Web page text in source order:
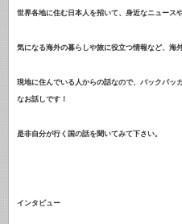
世界各地に住む日本人を招いて、身近なニュース
気になる海外の暮らしや旅に役立つ情報など、海
現地に住んでいる人からの話なので、バックパッ
なお話しです！
是非自分が行く国の話を聞いてみて下さい。
インタビュー